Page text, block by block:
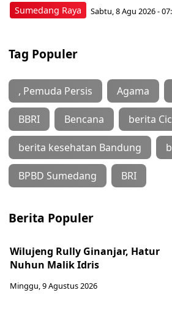
Sumedang Raya Sabtu, 8 Agu 2026 -
Tag Populer
, Pemuda Persis Agama
BBRI Bencana berita
berita kesehatan Bandung
BPBD Sumedang BRI
Berita Populer
Wilujeng Rully Ginanjar, Hatur
Nuhun Malik Idris
Minggu, 9 Agustus 2026